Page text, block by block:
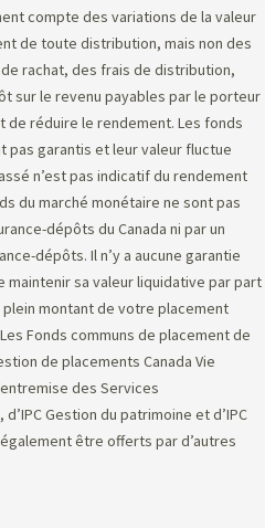
compte des variations de la valeur
de toute distribution, mais non des
rachat, des frais de distribution,
sur le revenu payables par le porteur
réduire le rendement. Les fonds
pas garantis et leur valeur fluctue
n’est pas indicatif du rendement
du marché monétaire ne sont pas
dépôts du Canada ni par un
dépôts. Il n’y a aucune garantie
maintenir sa valeur liquidative par part
montant de votre placement
Fonds communs de placement de
de placements Canada Vie
des Services
Gestion du patrimoine et d’IPC
être offerts par d’autres